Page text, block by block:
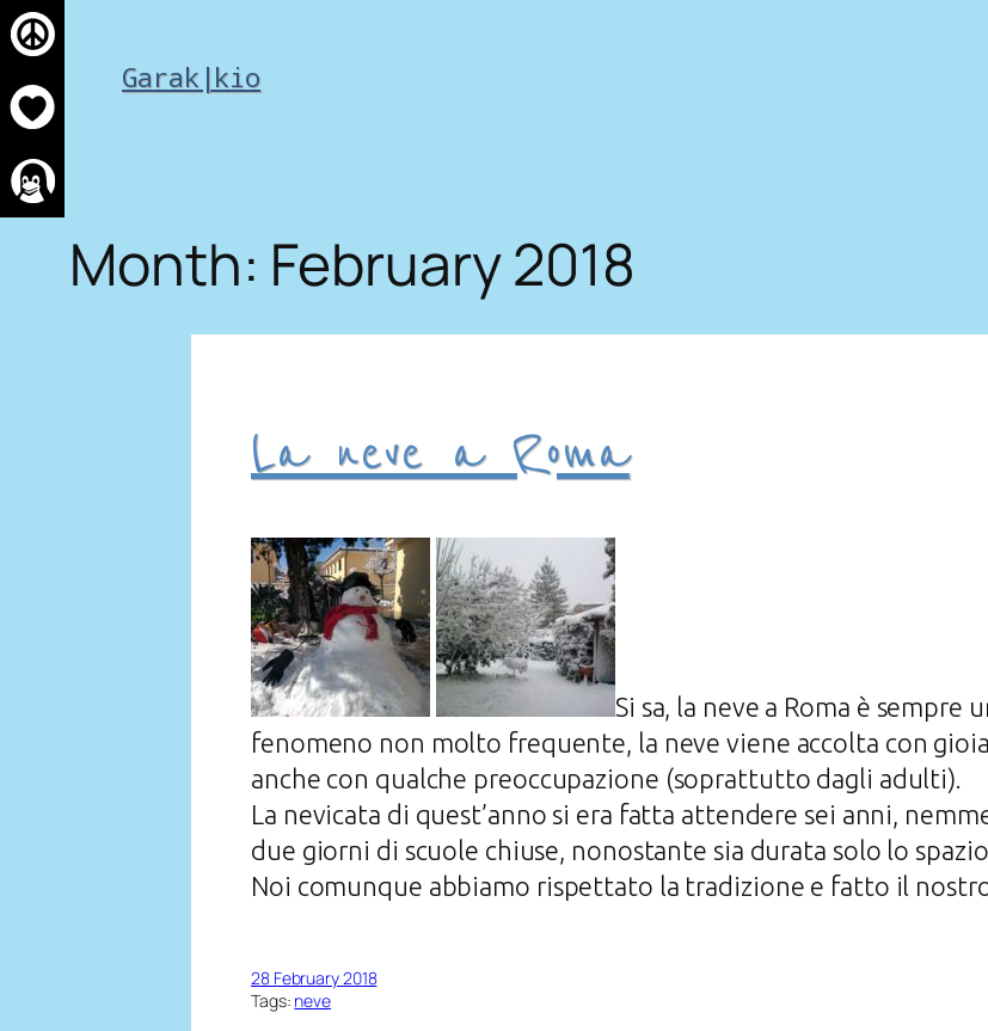
Skip
to
content
Garak|kio
Month: February 2018
La neve a Roma
Si sa, la neve a Roma è sempre
fenomeno non molto frequente, la neve viene accolta con
anche con qualche preoccupazione (soprattutto dagli adulti).
La nevicata di quest’anno si era fatta attendere sei anni,
due giorni di scuole chiuse, nonostante sia durata solo lo
Noi comunque abbiamo rispettato la tradizione e fatto il
28 February 2018
Tags: neve